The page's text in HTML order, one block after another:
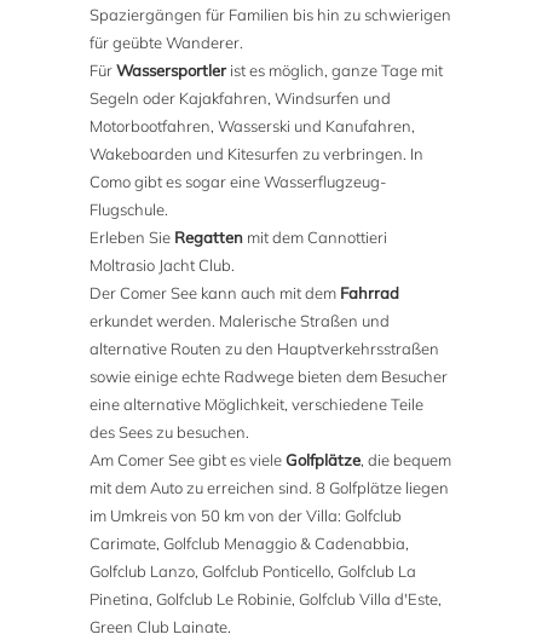
Spaziergängen für Familien bis hin zu schwierigen
für geübte Wanderer.
FürWassersportlerist es möglich, ganze Tage mit
Segeln oder Kajakfahren, Windsurfen und
Motorbootfahren, Wasserski und Kanufahren,
Wakeboarden und Kitesurfen zu verbringen. In
Como gibt es sogar eine Wasserflugzeug-
Flugschule.
Erleben Sie Regatten mit dem Cannottieri
Moltrasio Jacht Club.
Der Comer See kann auch mit dem Fahrrad
erkundet werden. Malerische Straßen und
alternative Routen zu den Hauptverkehrsstraßen
sowie einige echte Radwege bieten dem Besucher
eine alternative Möglichkeit, verschiedene Teile
des Sees zu besuchen.
Am Comer See gibt es vieleGolfplätze, die bequem
mit dem Auto zu erreichen sind. 8 Golfplätze liegen
im Umkreis von 50 km von der Villa: Golfclub
Carimate, Golfclub Menaggio & Cadenabbia,
Golfclub Lanzo, Golfclub Ponticello, Golfclub La
Pinetina, Golfclub Le Robinie, Golfclub Villa d'Este,
Green Club Lainate.